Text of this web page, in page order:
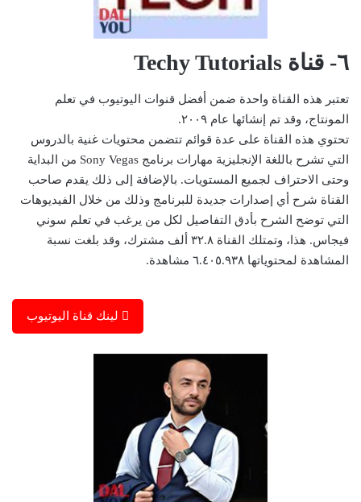
٦- قناة Techy Tutorials
تعتبر هذه القناة واحدة ضمن أفضل قنوات اليوتيوب في تعلم
المونتاج، وقد تم إنشائها عام ٢٠٠٩.
تحتوي هذه القناة على عدة قوائم تتضمن محتويات غنية بالدروس
التي تشرح باللغة الإنجليزية مهارات برنامج Sony Vegas من البداية
وحتى الاحتراف لجميع المستويات. بالإضافة إلى ذلك يقدم صاحب
القناة شرح أي إصدارات جديدة للبرنامج وذلك من خلال الفيديوهات
التي توضح الشرح بأدق التفاصيل لكل من يرغب في تعلم سوني
فيجاس. هذا، وتمتلك القناة ٣٢.٨ ألف مشترك، وقد بلغت نسبة
المشاهدة لمحتوياتها ٦.٤٠٥.٩٣٨ مشاهدة.
لينك قناة اليوتيوب